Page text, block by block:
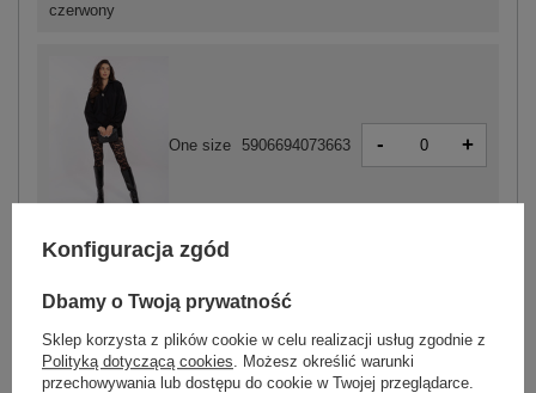
czerwony
One size 5906694073663 - +
One size 5906694073670 -
Konfiguracja zgód
Dbamy o Twoją prywatność
Sklep korzysta z plików cookie w celu realizacji usług zgodnie z
Polityką dotyczącą cookies . Możesz określić warunki
przechowywania lub dostępu do cookie w Twojej przeglądarce.